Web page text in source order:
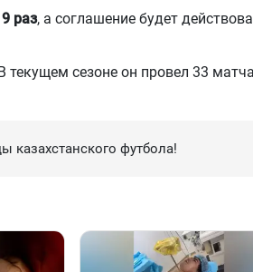
раз, а соглашение будет
сезоне он провел 33
футбола!